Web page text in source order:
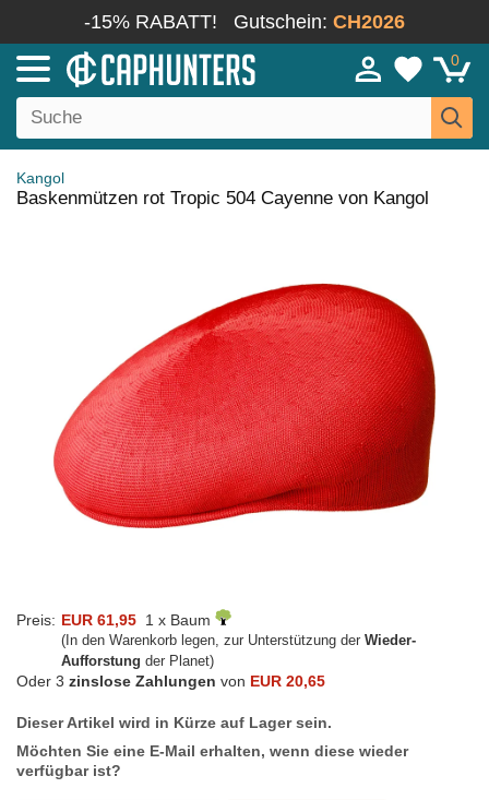
-15% RABATT! Gutschein: CH2026
0
Kangol
Baskenmützen rot Tropic 504 Cayenne von Kangol
Preis: EUR 61,95 1 x Baum
(In den Warenkorb legen, zur Unterstützung der Wieder-
Aufforstung der Planet)
Oder 3 zinslose Zahlungen von EUR 20,65
Dieser Artikel wird in Kürze auf Lager sein.
Möchten Sie eine E-Mail erhalten, wenn diese wieder
verfügbar ist?